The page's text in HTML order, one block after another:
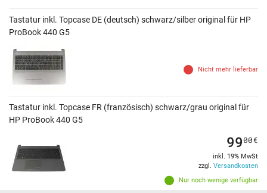
Tastatur inkl. Topcase DE (deutsch) schwarz/silber original für HP
ProBook 440 G5
Nicht mehr lieferbar
Tastatur inkl. Topcase FR (französisch) schwarz/grau original für
HP ProBook 440 G5
Nur noch wenige verfügbar
9900€
inkl. 19% MwSt
zzgl. Versandkosten